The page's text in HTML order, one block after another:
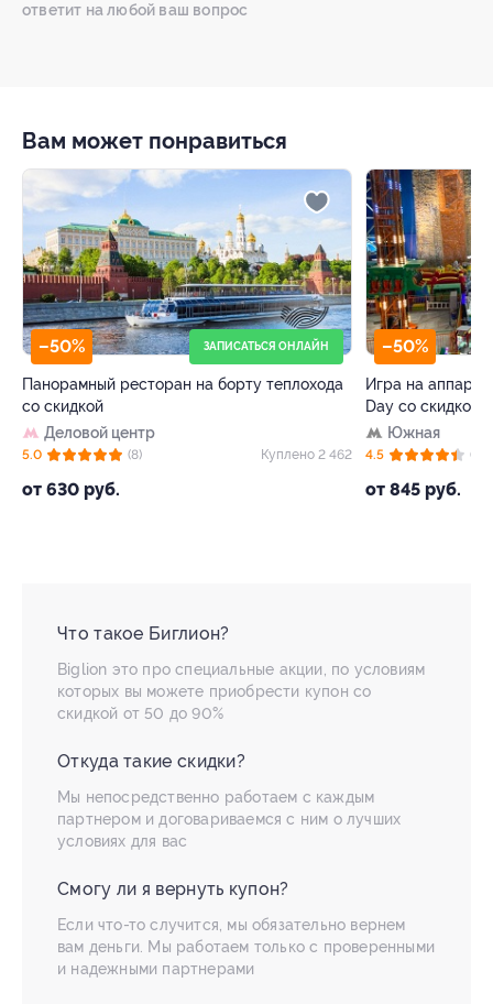
ответит на любой ваш вопрос
Вам может понравиться
–50% ЗАПИСАТЬСЯ ОНЛАЙН
Панорамный ресторан на борту теплохода
со скидкой
Деловой центр
от 630 руб.
5.0 (8) Куплено 2 462
–50%
Игра на
Day со скидкой
Южная
от 845 руб.
4.5 (38)
Что такое Биглион?
Biglion это про специальные акции, по условиям
которых вы можете приобрести купон со
скидкой от 50 до 90%
Откуда такие скидки?
Мы непосредственно работаем с каждым
партнером и договариваемся с ним о лучших
условиях для вас
Смогу ли я вернуть купон?
Если что-то случится, мы обязательно вернем
вам деньги. Мы работаем только с проверенными
и надежными партнерами